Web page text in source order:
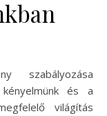
és a
világítás